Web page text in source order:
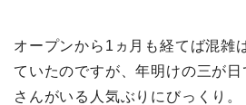
オープンから1ヵ月も経てば混雑
ていたのですが、年明けの三が
さんがいる人気ぶりにびっくり。